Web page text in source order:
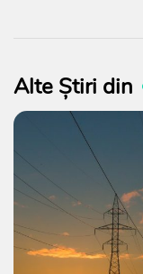
Alte Știri din